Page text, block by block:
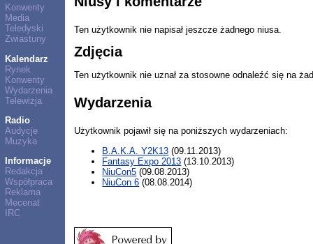
Konwenty
Media
Teledyski
Zwiastuny
Kalendarz
Rynek
Konwenty
Wydarzenia
Telewizja
Radio
Audycje
Muzyka
Informacje
Redakcja
Współpraca
Reklama
Mecenat
IRC
Ten użytkownik nie napisał jeszcze żadnego niusa.
Zdjęcia
Ten użytkownik nie uznał za stosowne odnaleźć się na
Wydarzenia
Użytkownik pojawił się na poniższych wydarzeniach:
B.A.K.A. Y2K13 (09.11.2013)
Fantasy Expo 2013 (13.10.2013)
NiuCon5 (09.08.2013)
NiuCon 6 (08.08.2014)